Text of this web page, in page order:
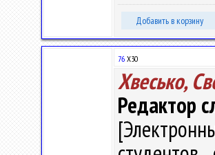
Добавить в корзину
76 Х30
Хвесько,
Редактор